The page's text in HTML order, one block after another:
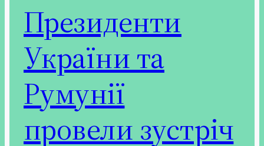
Президенти
України та
Румунії
провели зустріч